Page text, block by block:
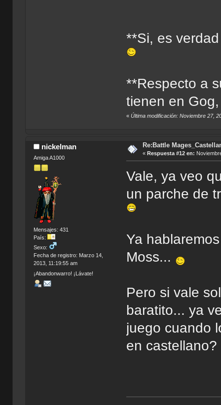
**Si, es
**Respecto a
tienen en
«Última modificación: Noviembre 27,
nickelman
Amiga A1000
Mensajes: 431
País:
Sexo:
Fecha de registro: Marzo 14,
2013, 11:19:55 am
¡Abandonwarro! ¡Lávate!
Re:Battle
« Respuesta #12 en:
Vale, ya veo
un parche de
Ya
Moss...
Pero si vale
baratito... ya
juego cuando
en castellano?